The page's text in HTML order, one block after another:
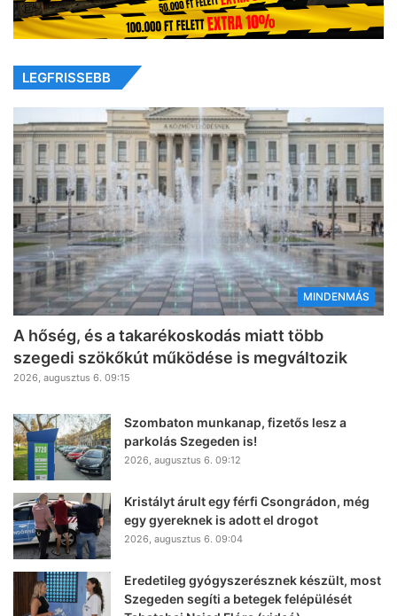
LEGFRISSEBB
MINDENMÁS
A hőség, és a takarékoskodás miatt több
szegedi szökőkút működése is megváltozik
2026, augusztus 6. 09:15
Szombaton munkanap, fizetős lesz a
parkolás Szegeden is!
2026, augusztus 6. 09:12
Kristályt árult egy férfi Csongrádon, még
egy gyereknek is adott el drogot
2026, augusztus 6. 09:04
Eredetileg gyógyszerésznek készült, most
Szegeden segíti a betegek felépülését